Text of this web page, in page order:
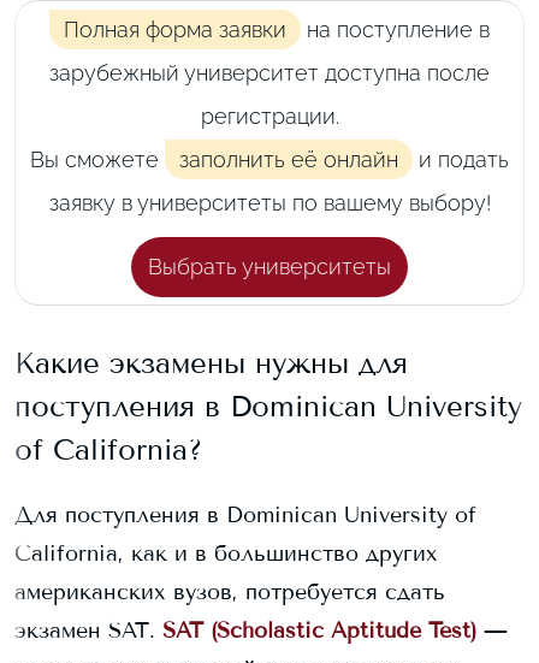
Полная форма заявки
на поступление в
зарубежный университет доступна после
регистрации.
Вы сможете
заполнить её онлайн
и подать
заявку в университеты по вашему выбору!
Выбрать университеты
Какие экзамены нужны для
поступления в Dominican University
of California?
Для поступления в Dominican University of
California, как и в большинство других
американских вузов, потребуется сдать
экзамен SAT. SAT (Scholastic Aptitude Test) —